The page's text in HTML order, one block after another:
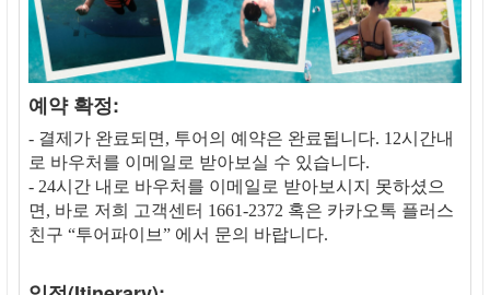
예약 확정:
- 결제가 완료되면, 투어의 예약은 완료됩니다. 12시간내
로 바우처를 이메일로 받아보실 수 있습니다.
- 24시간 내로 바우처를 이메일로 받아보시지 못하셨으
면, 바로 저희 고객센터 1661-2372 혹은 카카오톡 플러스
친구 “투어파이브” 에서 문의 바랍니다.